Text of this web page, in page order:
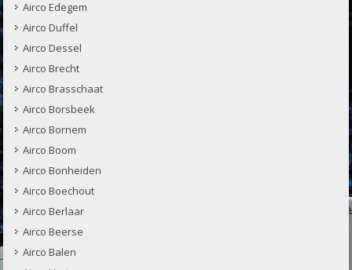
Airco Edegem
Airco Duffel
Airco Dessel
Airco Brecht
Airco Brasschaat
Airco Borsbeek
Airco Bornem
Airco Boom
Airco Bonheiden
Airco Boechout
Airco Berlaar
Airco Beerse
Airco Balen